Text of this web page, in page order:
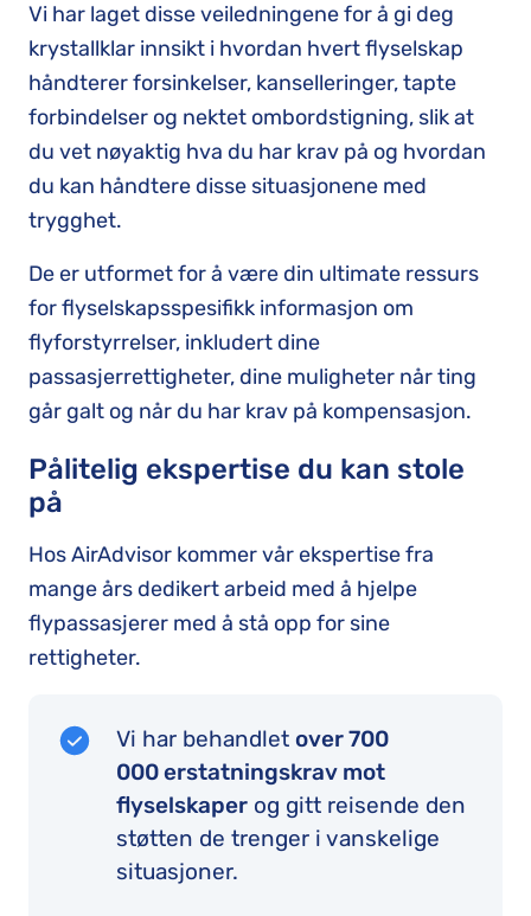
Vi har laget disse veiledningene for å gi deg
krystallklar innsikt i hvordan hvert flyselskap
håndterer forsinkelser, kanselleringer, tapte
forbindelser og nektet ombordstigning, slik at
du vet nøyaktig hva du har krav på og hvordan
du kan håndtere disse situasjonene med
trygghet.
De er utformet for å være din ultimate ressurs
for flyselskapsspesifikk informasjon om
flyforstyrrelser, inkludert dine
passasjerrettigheter, dine muligheter når ting
går galt og når du har krav på kompensasjon.
Pålitelig ekspertise du kan stole
på
Hos AirAdvisor kommer vår ekspertise fra
mange års dedikert arbeid med å hjelpe
flypassasjerer med å stå opp for sine
rettigheter.
Vi har behandlet over 700
000 erstatningskrav mot
flyselskaper og gitt reisende den
støtten de trenger i vanskelige
situasjoner.